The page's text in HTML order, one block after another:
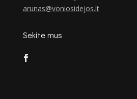
arunas@voniosidejos.lt
Sekite mus